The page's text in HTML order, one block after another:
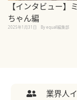
【インタビュー】
ちゃん編
2025年1月31日 By equall編集部
業界人イ